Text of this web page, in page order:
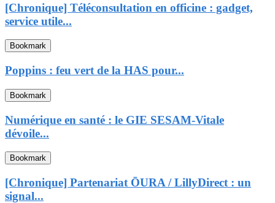
[Chronique] Téléconsultation en officine : gadget,
service utile...
Bookmark
Poppins : feu vert de la HAS pour...
Bookmark
Numérique en santé : le GIE SESAM-Vitale
dévoile...
Bookmark
[Chronique] Partenariat ŌURA / LillyDirect : un
signal...